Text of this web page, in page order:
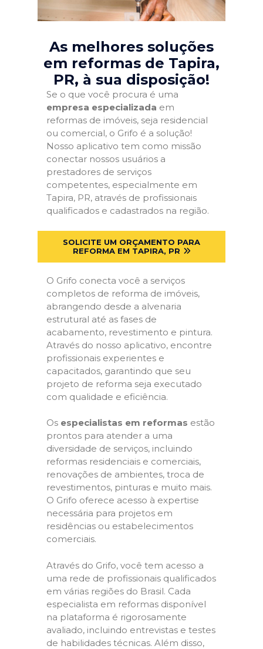
As melhores soluções
em reformas de Tapira,
PR, à sua disposição!
Se o que você procura é uma
empresa especializada em
reformas de imóveis, seja residencial
ou comercial, o Grifo é a solução!
Nosso aplicativo tem como missão
conectar nossos usuários a
prestadores de serviços
competentes, especialmente em
Tapira, PR, através de profissionais
qualificados e cadastrados na região.
SOLICITE UM ORÇAMENTO PARA
REFORMA EM TAPIRA, PR
O Grifo conecta você a serviços
completos de reforma de imóveis,
abrangendo desde a alvenaria
estrutural até as fases de
acabamento, revestimento e pintura.
Através do nosso aplicativo, encontre
profissionais experientes e
capacitados, garantindo que seu
projeto de reforma seja executado
com qualidade e eficiência.
Os especialistas em reformas estão
prontos para atender a uma
diversidade de serviços, incluindo
reformas residenciais e comerciais,
renovações de ambientes, troca de
revestimentos, pinturas e muito mais.
O Grifo oferece acesso à expertise
necessária para projetos em
residências ou estabelecimentos
comerciais.
Através do Grifo, você tem acesso a
uma rede de profissionais qualificados
em várias regiões do Brasil. Cada
especialista em reformas disponível
na plataforma é rigorosamente
avaliado, incluindo entrevistas e testes
de habilidades técnicas. Além disso,